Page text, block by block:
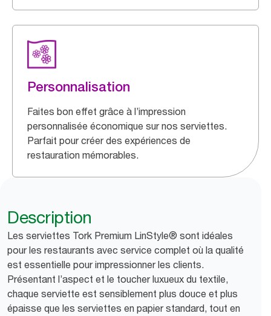
Personnalisation
Faites bon effet grâce à l’impression
personnalisée économique sur nos serviettes.
Parfait pour créer des expériences de
restauration mémorables.
Description
Les serviettes Tork Premium LinStyle® sont idéales
pour les restaurants avec service complet où la qualité
est essentielle pour impressionner les clients.
Présentant l’aspect et le toucher luxueux du textile,
chaque serviette est sensiblement plus douce et plus
épaisse que les serviettes en papier standard, tout en